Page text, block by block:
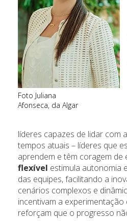
Foto Juliana
Afonseca, da Algar
líderes capazes de lidar com
tempos atuais – líderes que
aprendem e têm coragem de
flexível estimula autonomia
das equipes, facilitando a
cenários complexos e
incentivam a
reforçam que o progresso